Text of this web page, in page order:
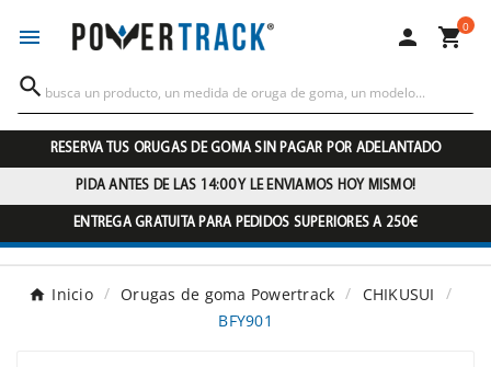
  0

RESERVA TUS ORUGAS DE GOMA SIN PAGAR POR ADELANTADO
PIDA ANTES DE LAS 14:00 Y LE ENVIAMOS HOY MISMO!
ENTREGA GRATUITA PARA PEDIDOS SUPERIORES A 250€
Inicio Orugas de goma Powertrack
CHIKUSUI
BFY901